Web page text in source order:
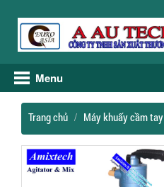
Menu
Trang chủ Máy khuấy cầm tay